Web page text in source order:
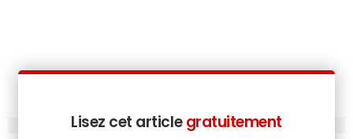
Lisez cet article gratuitement